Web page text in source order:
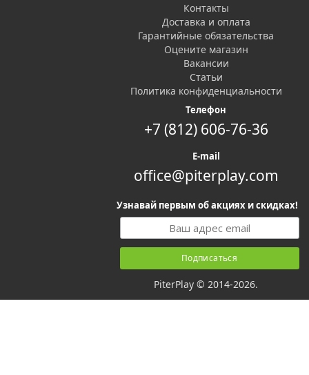
Контакты
Доставка и оплата
Гарантийные обязательства
Оцените магазин
Вакансии
Статьи
Политика конфиденциальности
Телефон
+7 (812) 606-76-36
E-mail
office@piterplay.com
Узнавай первым об акциях и скидках!
PiterPlay © 2014-2026.